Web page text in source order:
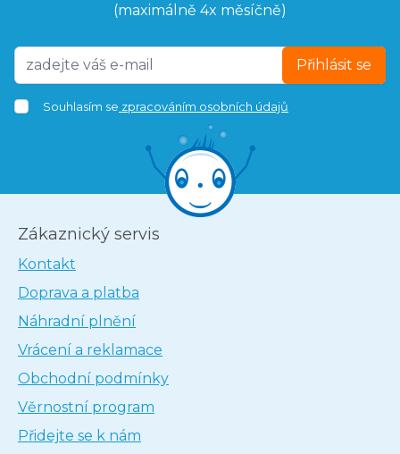
(maximálně 4x měsíčně)
Přihlásit se
Souhlasím se zpracováním osobních údajů
Zákaznický servis
Kontakt
Doprava a platba
Náhradní plnění
Vrácení a reklamace
Obchodní podmínky
Věrnostní program
Přidejte se k nám